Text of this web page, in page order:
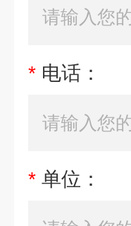
* 电话：
* 单位：